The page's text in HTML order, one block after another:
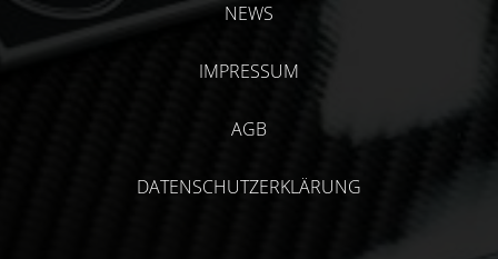
NEWS
IMPRESSUM
AGB
DATENSCHUTZERKLÄRUNG